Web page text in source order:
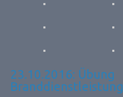
23.10.2016: Übung
Branddienstleistung